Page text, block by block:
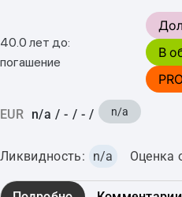
40.0 лет до:
погашение
В
EUR n/a / - / - / n/a
Ликвидность: n/a Оценка